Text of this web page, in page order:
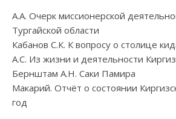
А.А. Очерк миссионерской
Тургайской области
Кабанов С.К. К вопросу о столице
А.С. Из жизни и деятельности
Бернштам А.Н. Саки Памира
Макарий. Отчёт о состоянии
год